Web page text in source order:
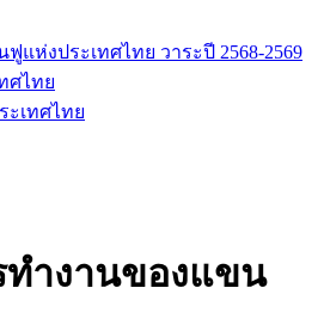
ห่งประเทศไทย วาระปี 2568-2569
ศไทย
เทศไทย
ทำงานของแขน